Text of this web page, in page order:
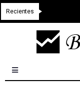
Recientes